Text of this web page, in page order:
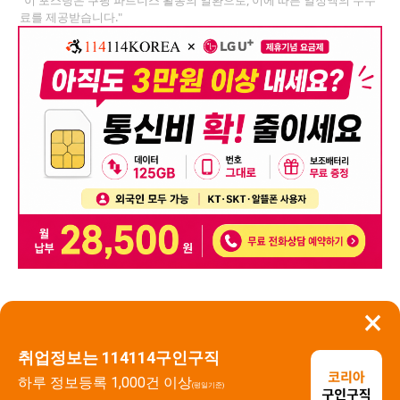
×
취업정보는 114114구인구직
하루 정보등록 1,000건 이상(평일기준)
료를 제공받습니다."